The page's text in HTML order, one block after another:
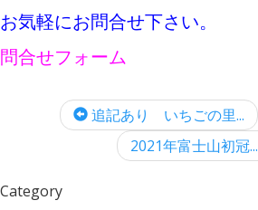
お気軽にお問合せ下さい。
問合せフォーム
追記あり いちごの里...
2021年富士山初冠...
Category